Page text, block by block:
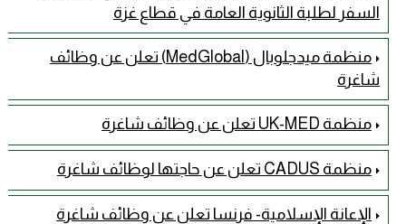
السفر لطلبة الثانوية العامة في قطاع غزة
منظمة ميدجلوبال (MedGlobal) تعلن عن وظائف
شاغرة
منظمة UK-MED تعلن عن وظائف شاغرة
منظمة CADUS تعلن عن حاجتها لوظائف شاغرة
الإعانة الإسلامية- فرنسا تعلن عن وظائف شاغرة